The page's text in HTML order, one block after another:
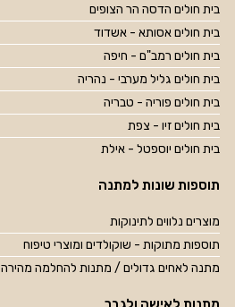
בית חולים הדסה הר הצופים
בית חולים אסותא - אשדוד
בית חולים רמב"ם - חיפה
בית חולים גליל מערבי - נהריה
בית חולים פוריה - טבריה
בית חולים זיו - צפת
בית חולים יוספטל - אילת
תוספות שונות למתנה
מוצרים נלווים לתינוקות
תוספות מתוקות - שוקולדים ומוצרי טיפוח
מתנה לאחים גדולים / מתנות להחלמה מהירה